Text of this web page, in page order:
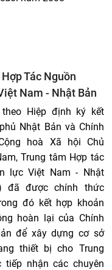
Tác Nguồn
Nam - Nhật Bản
theo Hiệp định ký kết
Nhật Bản và Chính
hoà Xã hội Chủ
Trung tâm Hợp tác
lực Việt Nam - Nhật
đã được chính thức
đó kết hợp khoản
hoàn lại của Chính
để xây dựng cơ sở
thiết bị cho Trung
tiếp nhận các chuyên